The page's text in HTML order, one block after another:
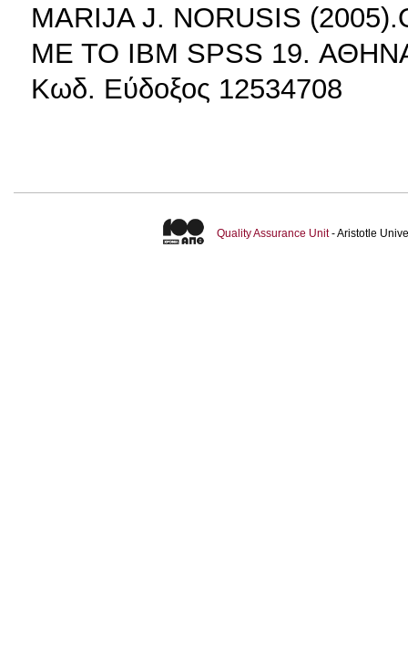
ΜARIJA J. ΝORUSIS
ΜΕ ΤΟ IBM SPSS 19.
Κωδ. Εύδοξος 12534708
Quality Assurance Unit- Aristotle